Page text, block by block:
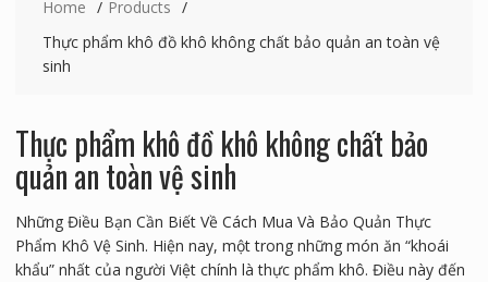
Home
Products
Thực phẩm khô đồ khô không chất bảo quản an toàn vệ
sinh
Thực phẩm khô đồ khô không chất bảo
quản an toàn vệ sinh
Những Điều Bạn Cần Biết Về Cách Mua Và Bảo Quản Thực
Phẩm Khô Vệ Sinh. Hiện nay, một trong những món ăn “khoái
khẩu” nhất của người Việt chính là thực phẩm khô. Điều này đến